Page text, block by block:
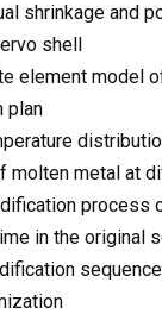
shrinkage and
shell
element model
plan
molten metal at
process
in the original